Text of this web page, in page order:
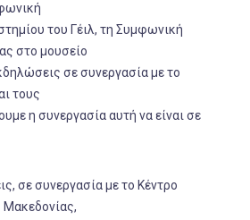
του Γέιλ, τη Συμφωνική
στο μουσείο
σε συνεργασία με το
τους
η συνεργασία αυτή να είναι σε
σε συνεργασία με το Κέντρο
Μακεδονίας,